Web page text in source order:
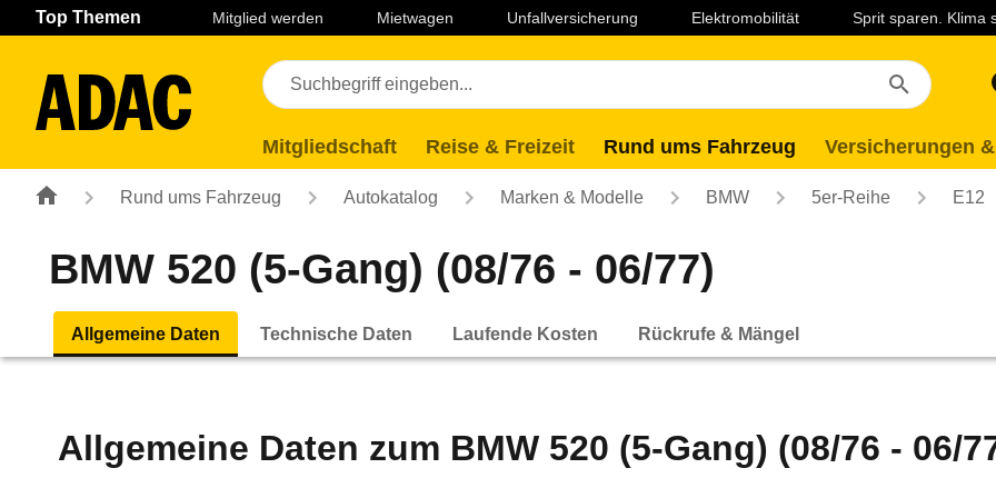
Navigation Seiteninhalt Fußzeile
Top Themen Mitglied werden Mietwagen Unfallversicherung Elektromobilität Sprit sparen. Klima
Mitgliedschaft Reise & Freizeit Rund ums Fahrzeug Versicherungen
Rund ums Fahrzeug Autokatalog Marken & Modelle BMW 5er-Reihe E12
BMW 520 (5-Gang) (08/76 - 06/77)
Allgemeine Daten Technische Daten Laufende Kosten Rückrufe & Mängel
Allgemeine Daten zum BMW 520 (5-Gang) (08/76 - 06/